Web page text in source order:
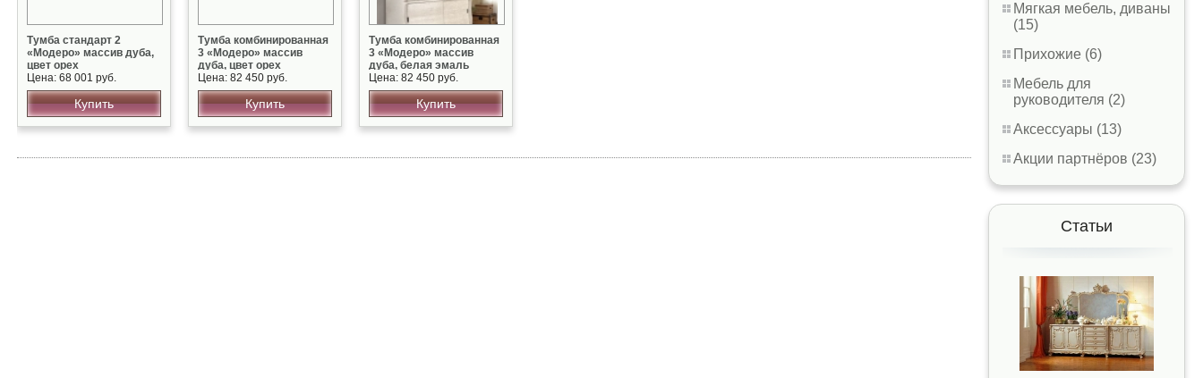
Мягкая мебель, диваны
(15)
Прихожие (6)
Мебель для
руководителя (2)
Аксессуары (13)
Акции партнёров (23)
Статьи
Тумба стандарт 2
«Модеро» массив дуба,
цвет орех
Цена: 68 001 руб.
Купить
Тумба комбинированная
3 «Модеро» массив
дуба, цвет орех
Цена: 82 450 руб.
Купить
Тумба комбинированная
3 «Модеро» массив
дуба, белая эмаль
Цена: 82 450 руб.
Купить